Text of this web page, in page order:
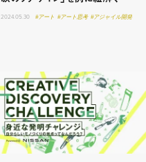
2024.05.30 #アート #アート思考 #アジャイル開発